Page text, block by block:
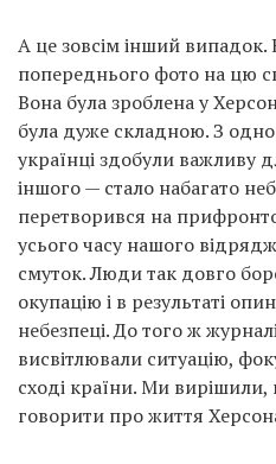
А це зовсім інший випадок.
попереднього фото на цю
Вона була зроблена у
була дуже складною. З
українці здобули важливу
іншого — стало набагато
перетворився на
усього часу нашого
смуток. Люди так довго
окупацію і в результаті
небезпеці. До того ж
висвітлювали ситуацію,
сході країни. Ми
говорити про життя